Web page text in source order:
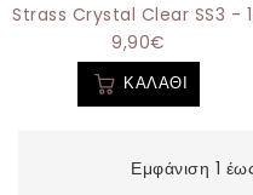
Strass Crystal Clear SS3 -
9,90€
ΚΑΛΆΘΙ
Εμφάνιση 1